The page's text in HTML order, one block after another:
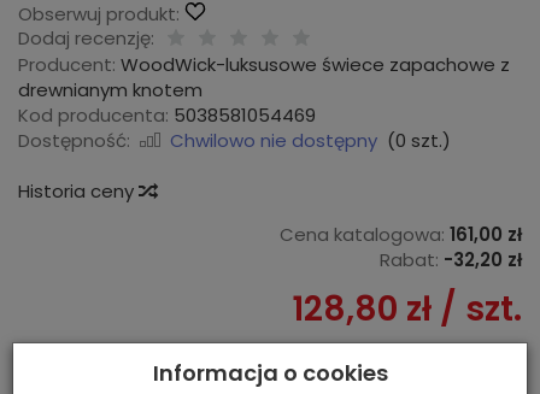
Obserwuj produkt:
Dodaj recenzję:
Producent: WoodWick-luksusowe świece zapachowe z
drewnianym knotem
Kod producenta: 5038581054469
Dostępność:
Chwilowo nie dostępny (0 szt.)
Historia ceny
Cena katalogowa: 161,00 zł
Rabat: -32,20 zł
128,80 zł / szt.
szt.
dodaj do koszyka
Informacja o cookies